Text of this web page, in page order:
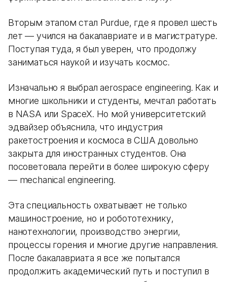
Вторым этапом стал Purdue, где я провел шесть
лет — учился на бакалавриате и в магистратуре.
Поступая туда, я был уверен, что продолжу
заниматься наукой и изучать космос.
Изначально я выбрал aerospace engineering. Как и
многие школьники и студенты, мечтал работать
в NASA или SpaceX. Но мой университетский
эдвайзер объяснила, что индустрия
ракетостроения и космоса в США довольно
закрыта для иностранных студентов. Она
посоветовала перейти в более широкую сферу
— mechanical engineering.
Эта специальность охватывает не только
машиностроение, но и робототехнику,
нанотехнологии, производство энергии,
процессы горения и многие другие направления.
После бакалавриата я все же попытался
продолжить академический путь и поступил в